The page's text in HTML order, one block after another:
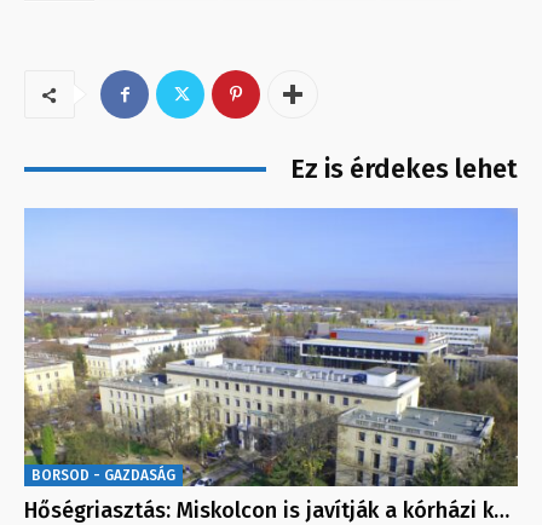
Ez is érdekes lehet
BORSOD - GAZDASÁG
Hőségriasztás: Miskolcon is javítják a kórházi k…